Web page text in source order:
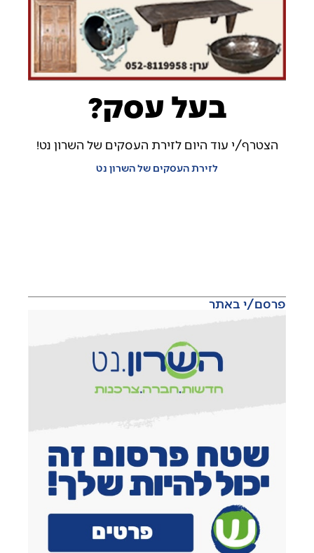
בעל עסק?
הצטרף/י עוד היום לזירת העסקים של השרון נט!
לזירת העסקים של השרון נט
פרסם/י באתר